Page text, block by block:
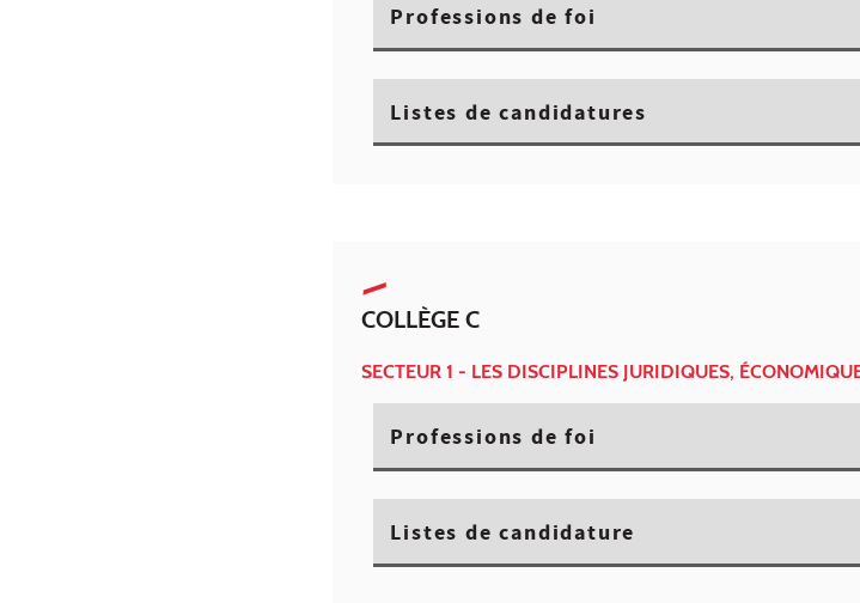
Professions de foi
Listes de candidatures
COLLÈGE C
SECTEUR 1 - LES DISCIPLINES JURIDIQUES,
Professions de foi
Listes de candidature